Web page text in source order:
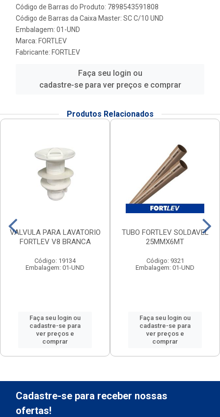
Código de Barras do Produto: 7898543591808
Código de Barras da Caixa Master: SC C/10 UND
Embalagem: 01-UND
Marca: FORTLEV
Fabricante: FORTLEV
Faça seu login ou
cadastre-se para ver preços e comprar
Produtos Relacionados
VALVULA PARA LAVATORIO
FORTLEV V8 BRANCA
Código: 19134
Embalagem: 01-UND
Faça seu login ou
cadastre-se para
ver preços e
comprar
TUBO FORTLEV SOLDAVEL
25MMX6MT
Código: 9321
Embalagem: 01-UND
Faça seu login ou
cadastre-se para
ver preços e
comprar
Cadastre-se para receber nossas
ofertas!